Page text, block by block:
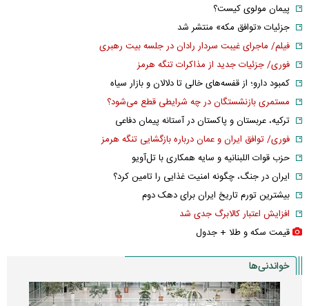
پیمان مولوی کیست؟
جزئیات «توافق مکه» منتشر شد
فیلم/ ماجرای غیبت سردار رادان در جلسه بیت رهبری
فوری/ جزئیات جدید از مذاکرات تنگه هرمز
کمبود دارو؛ از قفسه‌های خالی تا دلالان و بازار سیاه
مستمری بازنشستگان در چه شرایطی قطع می‌شود؟
ترکیه، عربستان و پاکستان در آستانه پیمان دفاعی
فوری/ توافق ایران و عمان درباره بازگشایی تنگه هرمز
حزب قوات اللبنانیه و سایه همکاری با تل‌آویو
ایران در جنگ، چگونه امنیت غذایی را تامین کرد؟
بیشترین تورم تاریخ ایران برای دهک دوم
افزایش اعتبار کالابرگ جدی شد
قیمت سکه و طلا + جدول
خواندنی‌ها